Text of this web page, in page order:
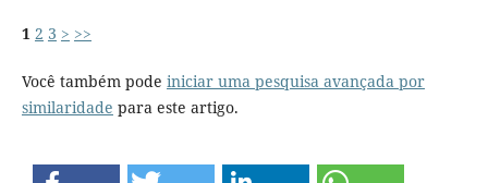
1 2 3 > >>
Você também pode iniciar uma pesquisa avançada por
similaridade para este artigo.